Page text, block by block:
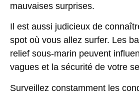
mauvaises surprises.
Il est aussi judicieux de
spot où vous allez surfer. Les
relief sous-marin peuvent
vagues et la sécurité de votre
Surveillez constamment les